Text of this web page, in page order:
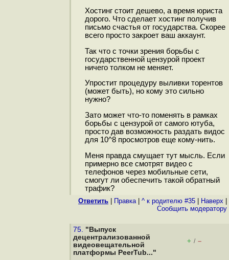
Хостинг стоит дешево, а время юриста
дорого. Что сделает хостинг получив
письмо счастья от государства. Скорее
всего просто закроет ваш аккаунт.
Так что с точки зрения борьбы с
государственной цензурой проект
ничего толком не меняет.
Упростит процедуру выливки торентов
(может быть), но кому это сильно
нужно?
Зато может что-то поменять в рамках
борьбы с цензурой от самого ютуба,
просто дав возможность раздать видос
для 10^8 просмотров еще кому-нить.
Меня правда смущает тут мысль. Если
примерно все смотрят видео с
телефонов через мобильные сети,
смогут ли обеспечить такой обратный
трафик?
Ответить Правка| ^ к родителю #35 Наверх
Cообщить модератору
75. "Выпуск
децентрализованной
видеовещательной
платформы PeerTub..."
+ / –